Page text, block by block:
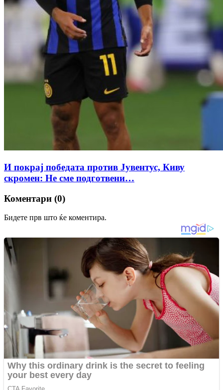
И покрај победата против Јувентус, Киву
скромен: Не сме подготвени…
Коментари (0)
Бидете прв што ќе коментира.